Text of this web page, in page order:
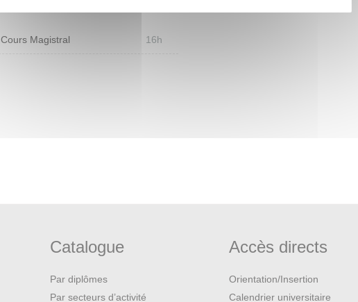
Cours Magistral 16h
Catalogue
Par diplômes
Par secteurs d’activité
Accès directs
Orientation/Insertion
Calendrier universitaire